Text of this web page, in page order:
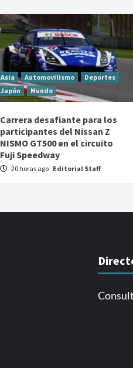
Asia Automovilismo
Deportes
Japón
Mundo
Carrera desafiante para los
participantes del Nissan Z
NISMO GT500 en el circuito
Fuji Speedway
20 horas ago Editorial Staff